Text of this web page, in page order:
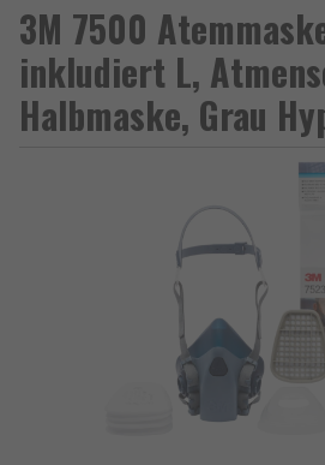
3M 7500
inkludiert L,
Halbmaske, Grau